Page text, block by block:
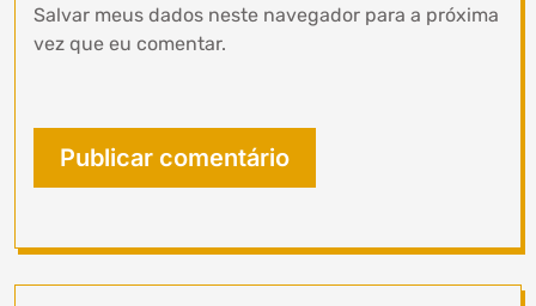
Salvar meus dados neste navegador para a próxima
vez que eu comentar.